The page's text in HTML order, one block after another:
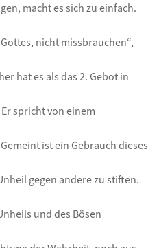
macht es sich zu einfach.
nicht missbrauchen“,
hat es als das 2. Gebot in
spricht von einem
ist ein Gebrauch dieses
gegen andere zu stiften.
und des Bösen